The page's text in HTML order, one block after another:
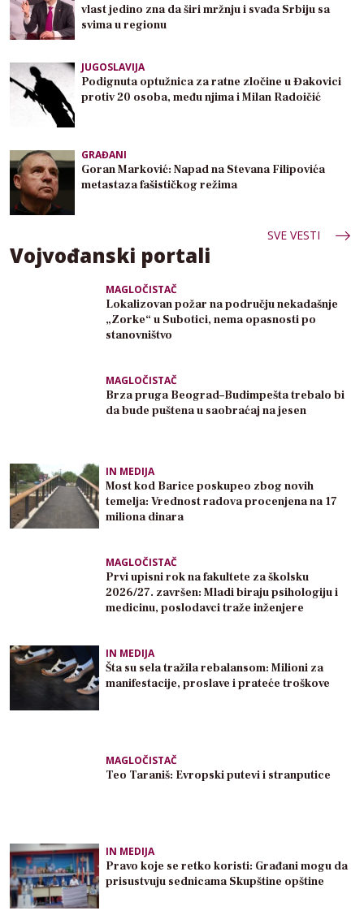
vlast jedino zna da širi mržnju i svađa Srbiju sa
svima u regionu
JUGOSLAVIJA
Podignuta optužnica za ratne zločine u Đakovici
protiv 20 osoba, među njima i Milan Radoičić
GRAĐANI
Goran Marković: Napad na Stevana Filipovića
metastaza fašističkog režima
SVE VESTI
Vojvođanski portali
MAGLOČISTAČ
Lokalizovan požar na području nekadašnje
„Zorke“ u Subotici, nema opasnosti po
stanovništvo
MAGLOČISTAČ
Brza pruga Beograd–Budimpešta trebalo bi
da bude puštena u saobraćaj na jesen
IN MEDIJA
Most kod Barice poskupeo zbog novih
temelja: Vrednost radova procenjena na 17
miliona dinara
MAGLOČISTAČ
Prvi upisni rok na fakultete za školsku
2026/27. završen: Mladi biraju psihologiju i
medicinu, poslodavci traže inženjere
IN MEDIJA
Šta su sela tražila rebalansom: Milioni za
manifestacije, proslave i prateće troškove
MAGLOČISTAČ
Teo Taraniš: Evropski putevi i stranputice
IN MEDIJA
Pravo koje se retko koristi: Građani mogu da
prisustvuju sednicama Skupštine opštine